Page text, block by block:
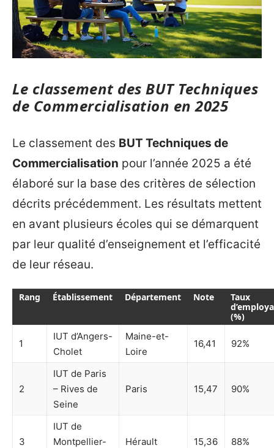
Le classement des BUT Techniques
de Commercialisation en 2025
Le classement des BUT Techniques de
Commercialisation pour l’année 2025 a été
élaboré sur la base des critères de sélection
décrits précédemment. Les résultats mettent
en avant plusieurs écoles qui se démarquent
par leur qualité d’enseignement et l’efficacité
de leur réseau.
Rang Établissement Département Note
Taux
(%)
1
IUT d’Angers-
Cholet
Maine-et-
Loire
16,41 92%
2
IUT de Paris
– Rives de
Seine
Paris 15,47 90%
3
IUT de
Montpellier-
Hérault 15,36 88%